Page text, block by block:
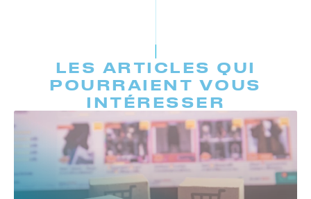
LES ARTICLES QUI
POURRAIENT VOUS
INTÉRESSER